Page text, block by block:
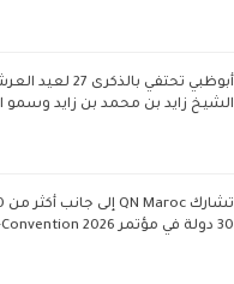
أبوظبي تحتفي
الشيخ زايد بن محمد بن زايد وسمو
30 دولة في مؤتمر V-Convention 2026 العالمي بماليزيا